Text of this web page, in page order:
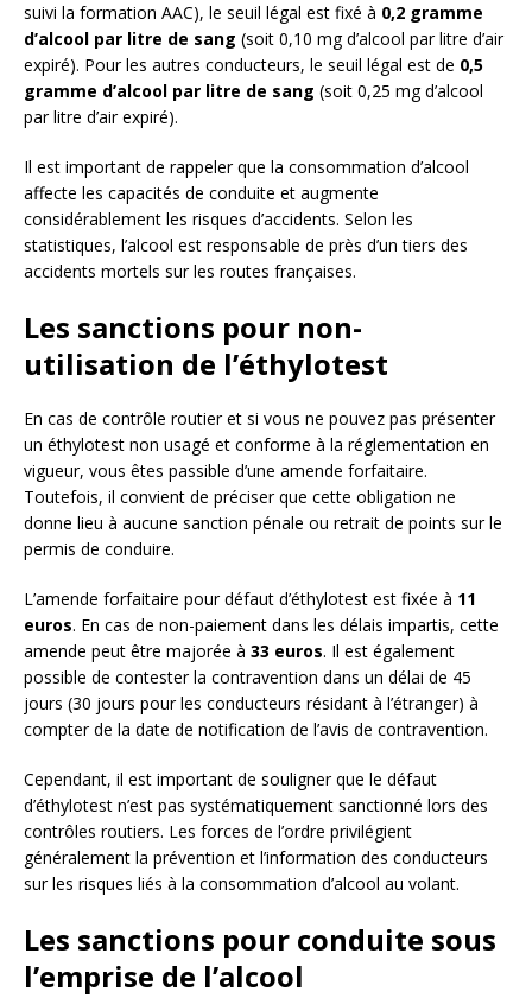
suivi la formation AAC), le seuil légal est fixé à 0,2 gramme
d’alcool par litre de sang (soit 0,10 mg d’alcool par litre d’air
expiré). Pour les autres conducteurs, le seuil légal est de 0,5
gramme d’alcool par litre de sang (soit 0,25 mg d’alcool
par litre d’air expiré).
Il est important de rappeler que la consommation d’alcool
affecte les capacités de conduite et augmente
considérablement les risques d’accidents. Selon les
statistiques, l’alcool est responsable de près d’un tiers des
accidents mortels sur les routes françaises.
Les sanctions pour non-
utilisation de l’éthylotest
En cas de contrôle routier et si vous ne pouvez pas présenter
un éthylotest non usagé et conforme à la réglementation en
vigueur, vous êtes passible d’une amende forfaitaire.
Toutefois, il convient de préciser que cette obligation ne
donne lieu à aucune sanction pénale ou retrait de points sur le
permis de conduire.
L’amende forfaitaire pour défaut d’éthylotest est fixée à 11
euros. En cas de non-paiement dans les délais impartis, cette
amende peut être majorée à 33 euros. Il est également
possible de contester la contravention dans un délai de 45
jours (30 jours pour les conducteurs résidant à l’étranger) à
compter de la date de notification de l’avis de contravention.
Cependant, il est important de souligner que le défaut
d’éthylotest n’est pas systématiquement sanctionné lors des
contrôles routiers. Les forces de l’ordre privilégient
généralement la prévention et l’information des conducteurs
sur les risques liés à la consommation d’alcool au volant.
Les sanctions pour conduite sous
l’emprise de l’alcool